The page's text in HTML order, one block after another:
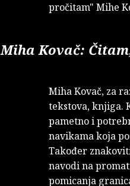
pročitam" Mihe
Miha Kovač:
Miha Kovač, za
tekstova, knjiga.
pametno i
navikama koja
Također
navodi na
pomicanja